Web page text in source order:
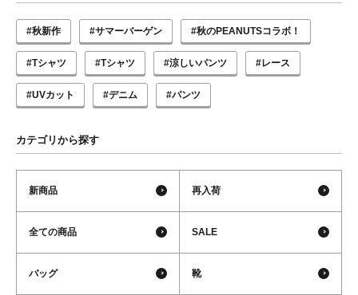
#秋新作 #サマーバーゲン #秋のPEANUTSコラボ！
#Tシャツ #Tシャツ #涼しいパンツ #レース
#UVカット #デニム #パンツ
カテゴリから探す
新商品 再入荷
全ての商品 SALE
バッグ 靴